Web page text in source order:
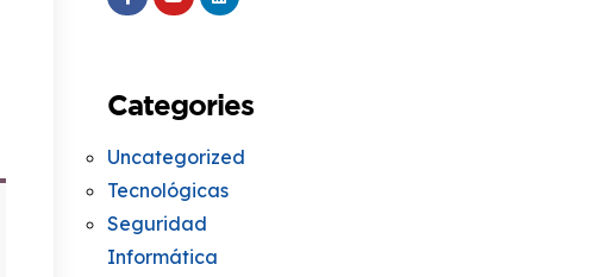
Categories
Uncategorized
Tecnológicas
Seguridad
Informática